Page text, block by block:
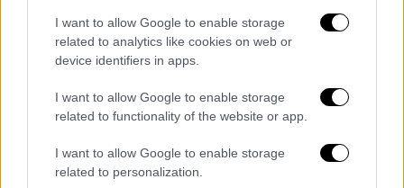
I want to allow Google to enable storage
related to analytics like cookies on web or
device identifiers in apps.
I want to allow Google to enable storage
related to functionality of the website or app.
I want to allow Google to enable storage
related to personalization.